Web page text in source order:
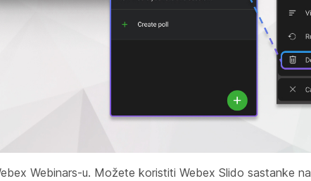
Webinars-u. Možete koristiti Webex Slido sastanke na